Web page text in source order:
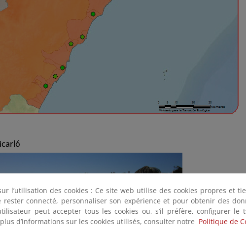
l’utilisation des cookies : Ce site web utilise des cookies propres et
rester connecté, personnaliser son expérience et pour obtenir des
peut accepter tous les cookies ou, s’il préfère, configurer le
d’informations sur les cookies utilisés, consulter notre Politique de